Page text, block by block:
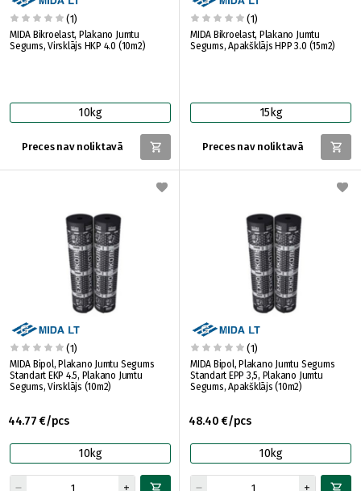
(1)
MIDA Bikroelast, Plakano Jumtu
Segums, Virsklājs HKP 4.0 (10m2)
10kg
Preces nav noliktavā
(1)
MIDA Bikroelast, Plakano Jumtu
Segums, Apakšklājs HPP 3.0 (15m2)
15kg
Preces nav noliktavā
(1)
MIDA Bipol, Plakano Jumtu Segums
Standart EKP 4.5, Plakano Jumtu
Segums, Virsklājs (10m2)
44.77 €/pcs
10kg
(1)
MIDA Bipol, Plakano Jumtu Segums
Standart EPP 3,5, Plakano Jumtu
Segums, Apakšklājs (10m2)
48.40 €/pcs
10kg